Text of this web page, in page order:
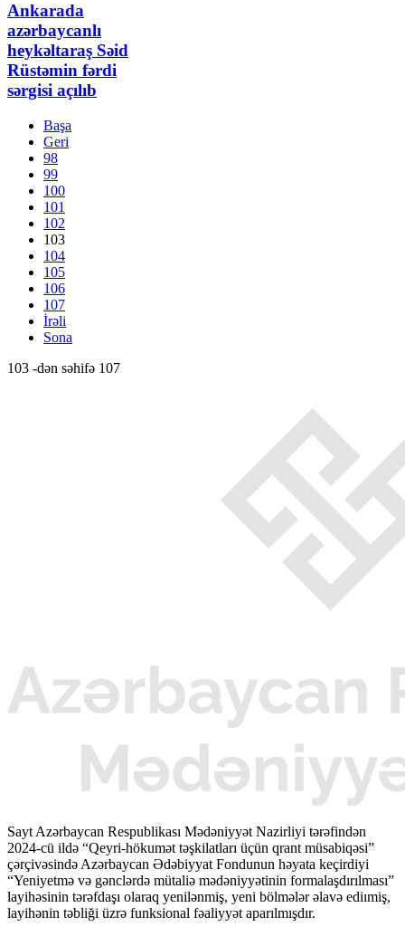
Ankarada
azərbaycanlı
heykəltaraş Səid
Rüstəmin fərdi
sərgisi açılıb
Başa
Geri
98
99
100
101
102
103
104
105
106
107
İrəli
Sona
103 -dən səhifə 107
Sayt Azərbaycan Respublikası Mədəniyyət Nazirliyi tərəfindən
2024-cü ildə “Qeyri-hökumət təşkilatları üçün qrant müsabiqəsi”
çərçivəsində Azərbaycan Ədəbiyyat Fondunun həyata keçirdiyi
“Yeniyetmə və gənclərdə mütaliə mədəniyyətinin formalaşdırılması”
layihəsinin tərəfdaşı olaraq yenilənmiş, yeni bölmələr əlavə ediımiş,
layihənin təbliği üzrə funksional fəaliyyət aparılmışdır.